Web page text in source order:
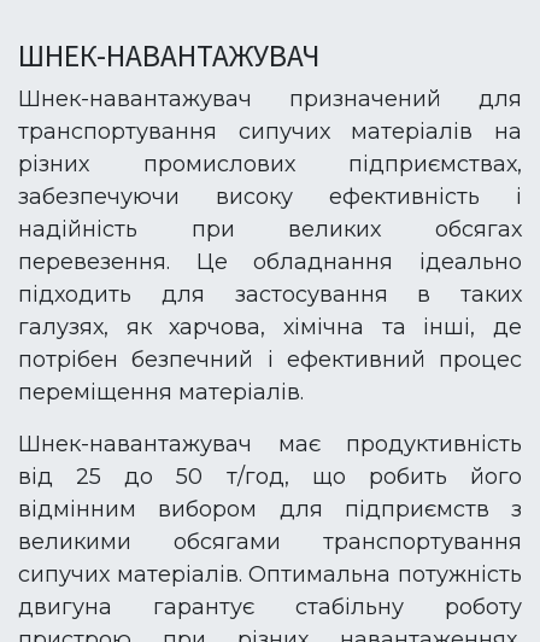
ШНЕК-НАВАНТАЖУВАЧ
Шнек-навантажувач призначений для
транспортування сипучих матеріалів на
різних промислових підприємствах,
забезпечуючи високу ефективність і
надійність при великих обсягах
перевезення. Це обладнання ідеально
підходить для застосування в таких
галузях, як харчова, хімічна та інші, де
потрібен безпечний і ефективний процес
переміщення матеріалів.
Шнек-навантажувач має продуктивність
від 25 до 50 т/год, що робить його
відмінним вибором для підприємств з
великими обсягами транспортування
сипучих матеріалів. Оптимальна потужність
двигуна гарантує стабільну роботу